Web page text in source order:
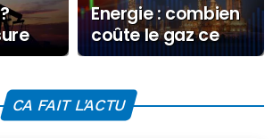
Energie : combien
coûte le gaz ce
Lundi 1er
CA FAIT L'ACTU